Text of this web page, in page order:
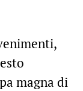
magna di